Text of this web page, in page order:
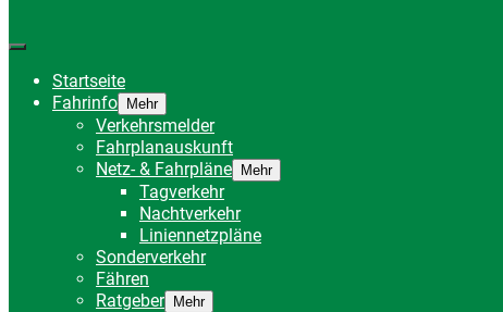
Startseite
Fahrinfo
Mehr
Verkehrsmelder
Fahrplanauskunft
Netz- & Fahrpläne
Mehr
Tagverkehr
Nachtverkehr
Liniennetzpläne
Sonderverkehr
Fähren
Ratgeber
Mehr